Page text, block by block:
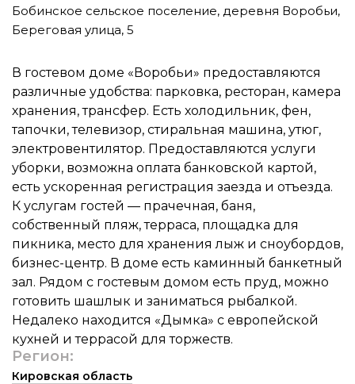
Бобинское сельское поселение, деревня Воробьи,
Береговая улица, 5
В гостевом доме «Воробьи» предоставляются
различные удобства: парковка, ресторан, камера
хранения, трансфер. Есть холодильник, фен,
тапочки, телевизор, стиральная машина, утюг,
электровентилятор. Предоставляются услуги
уборки, возможна оплата банковской картой,
есть ускоренная регистрация заезда и отъезда.
К услугам гостей — прачечная, баня,
собственный пляж, терраса, площадка для
пикника, место для хранения лыж и сноубордов,
бизнес-центр. В доме есть каминный банкетный
зал. Рядом с гостевым домом есть пруд, можно
готовить шашлык и заниматься рыбалкой.
Недалеко находится «Дымка» с европейской
кухней и террасой для торжеств.
Регион:
Кировская область